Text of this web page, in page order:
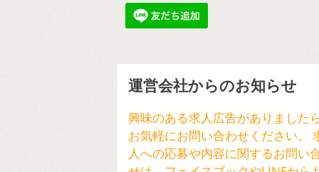
運営会社からのお知らせ
興味のある求人広告がありました
お気軽にお問い合わせください。
人への応募や内容に関するお問い